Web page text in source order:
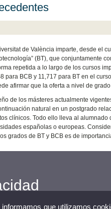
de València imparte, desde el
(BT), que conjuntamente
repetida a lo largo de los cursos
para BCB y 11,717 para BT en el
afirmar que la oferta a nivel de
de los másteres actualmente
natural en un postgrado
clínicos. Todo ello lleva al
españolas o europeas.
grados de BT y BCB es de
que utilizamos